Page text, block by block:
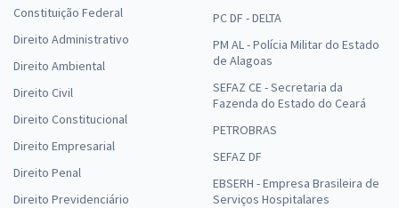
Constituição Federal
Direito Administrativo
Direito Ambiental
Direito Civil
Direito Constitucional
Direito Empresarial
Direito Penal
Direito Previdenciário
PC DF - DELTA
PM AL - Polícia Militar do Estado
de Alagoas
SEFAZ CE - Secretaria da
Fazenda do Estado do Ceará
PETROBRAS
SEFAZ DF
EBSERH - Empresa Brasileira de
Serviços Hospitalares